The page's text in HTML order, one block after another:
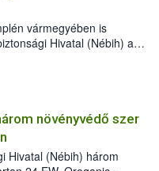
vármegyében is
Hivatal (Nébih) a
jelenlétét. A
meg, de már fertőzött
a szlovák
megállítása érdekében.
növényvédő szer
Hivatal (Nébih) három